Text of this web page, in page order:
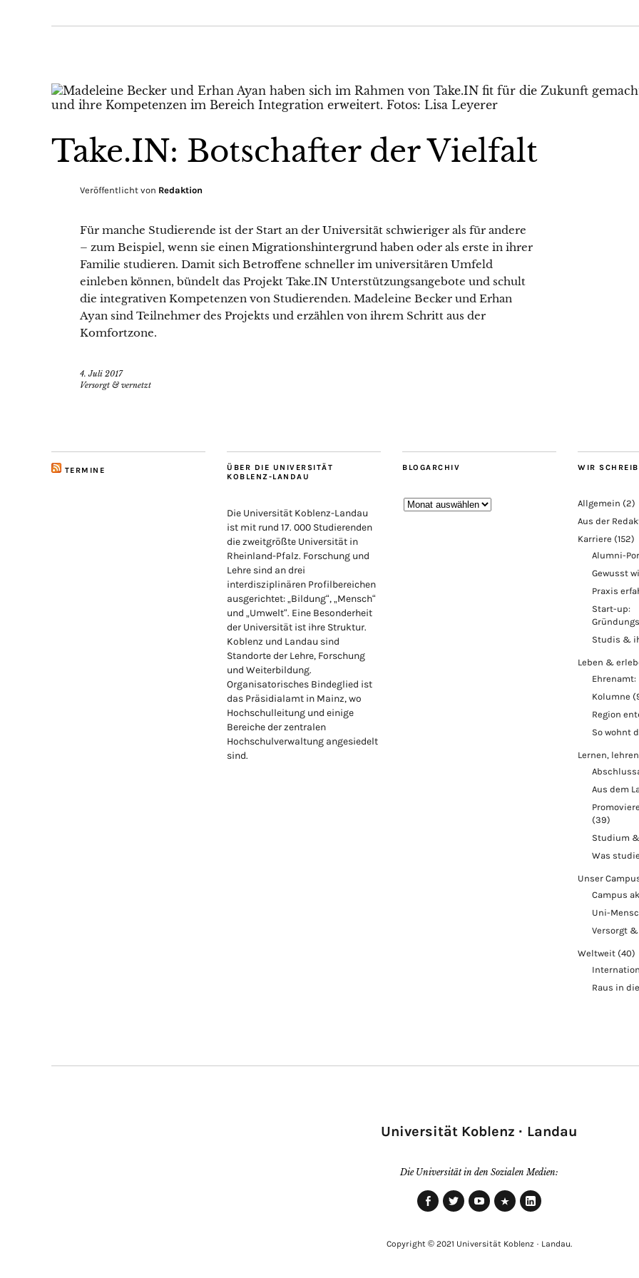
Take.IN: Botschafter der Vielfalt
Veröffentlicht von Redaktion
Für manche Studierende ist der Start an der Universität schwieriger als für andere
– zum Beispiel, wenn sie einen Migrationshintergrund haben oder als erste in ihrer
Familie studieren. Damit sich Betroffene schneller im universitären Umfeld
einleben können, bündelt das Projekt Take.IN Unterstützungsangebote und schult
die integrativen Kompetenzen von Studierenden. Madeleine Becker und Erhan
Ayan sind Teilnehmer des Projekts und erzählen von ihrem Schritt aus der
Komfortzone.
4. Juli 2017
Versorgt & vernetzt
TERMINE
ÜBER DIE UNIVERSITÄT
KOBLENZ-LANDAU
Die Universität Koblenz-Landau
ist mit rund 17. 000 Studierenden
die zweitgrößte Universität in
Rheinland-Pfalz. Forschung und
Lehre sind an drei
interdisziplinären Profilbereichen
ausgerichtet: „Bildung“, „Mensch“
und „Umwelt“. Eine Besonderheit
der Universität ist ihre Struktur.
Koblenz und Landau sind
Standorte der Lehre, Forschung
und Weiterbildung.
Organisatorisches Bindeglied ist
das Präsidialamt in Mainz, wo
Hochschulleitung und einige
Bereiche der zentralen
Hochschulverwaltung angesiedelt
sind.
BLOGARCHIV
Blogarchiv
WIR
Allgemein (2)
Aus der
Karriere (152)
Alumni-
Gewusst
Praxis
Start-up:
Studis &
Leben &
Kolumne
Region
So wohnt
Lernen,
Aus dem
(39)
Studium
Was
Unser
Campus
Uni-
Versorgt
Weltweit (40)
Raus in
Universität Koblenz · Landau
Die Universität in den Sozialen Medien:
Copyright © 2021 Universität Koblenz · Landau